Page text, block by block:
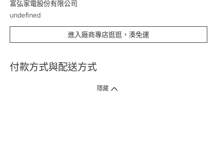
富弘家電股份有限公司
undefined
進入廠商專店逛逛，湊免運
付款方式與配送方式
隱藏